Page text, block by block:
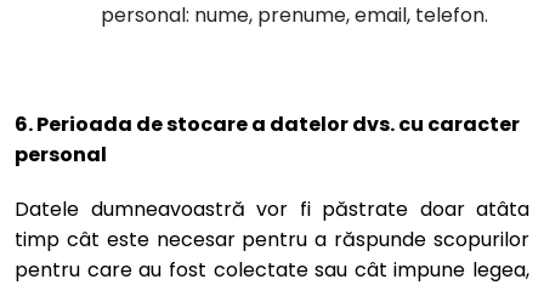
personal: nume, prenume, email, telefon.
6. Perioada de stocare a datelor dvs. cu caracter
personal
Datele dumneavoastră vor fi păstrate doar atâta
timp cât este necesar pentru a răspunde scopurilor
pentru care au fost colectate sau cât impune legea,